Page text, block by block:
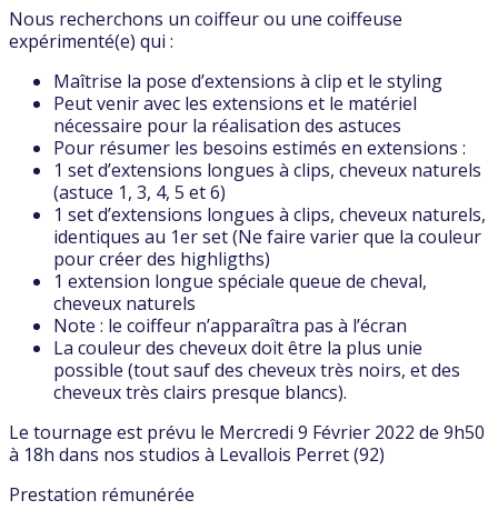
Nous recherchons un coiffeur ou une coiffeuse
expérimenté(e) qui :
Maîtrise la pose d’extensions à clip et le styling
Peut venir avec les extensions et le matériel
nécessaire pour la réalisation des astuces
Pour résumer les besoins estimés en extensions :
1 set d’extensions longues à clips, cheveux naturels
(astuce 1, 3, 4, 5 et 6)
1 set d’extensions longues à clips, cheveux naturels,
identiques au 1er set (Ne faire varier que la couleur
pour créer des highligths)
1 extension longue spéciale queue de cheval,
cheveux naturels
Note : le coiffeur n’apparaîtra pas à l’écran
La couleur des cheveux doit être la plus unie
possible (tout sauf des cheveux très noirs, et des
cheveux très clairs presque blancs).
Le tournage est prévu le Mercredi 9 Février 2022 de 9h50
à 18h dans nos studios à Levallois Perret (92)
Prestation rémunérée